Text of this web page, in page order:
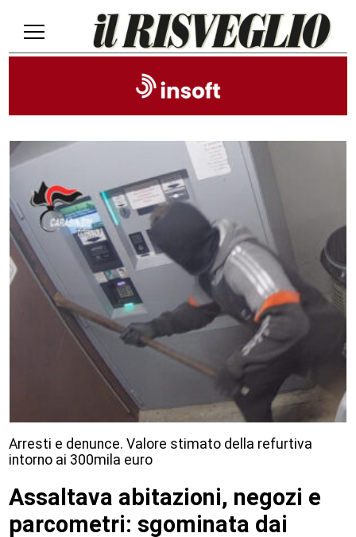
Arresti e denunce. Valore stimato della refurtiva
intorno ai 300mila euro
Assaltava abitazioni, negozi e
parcometri: sgominata dai